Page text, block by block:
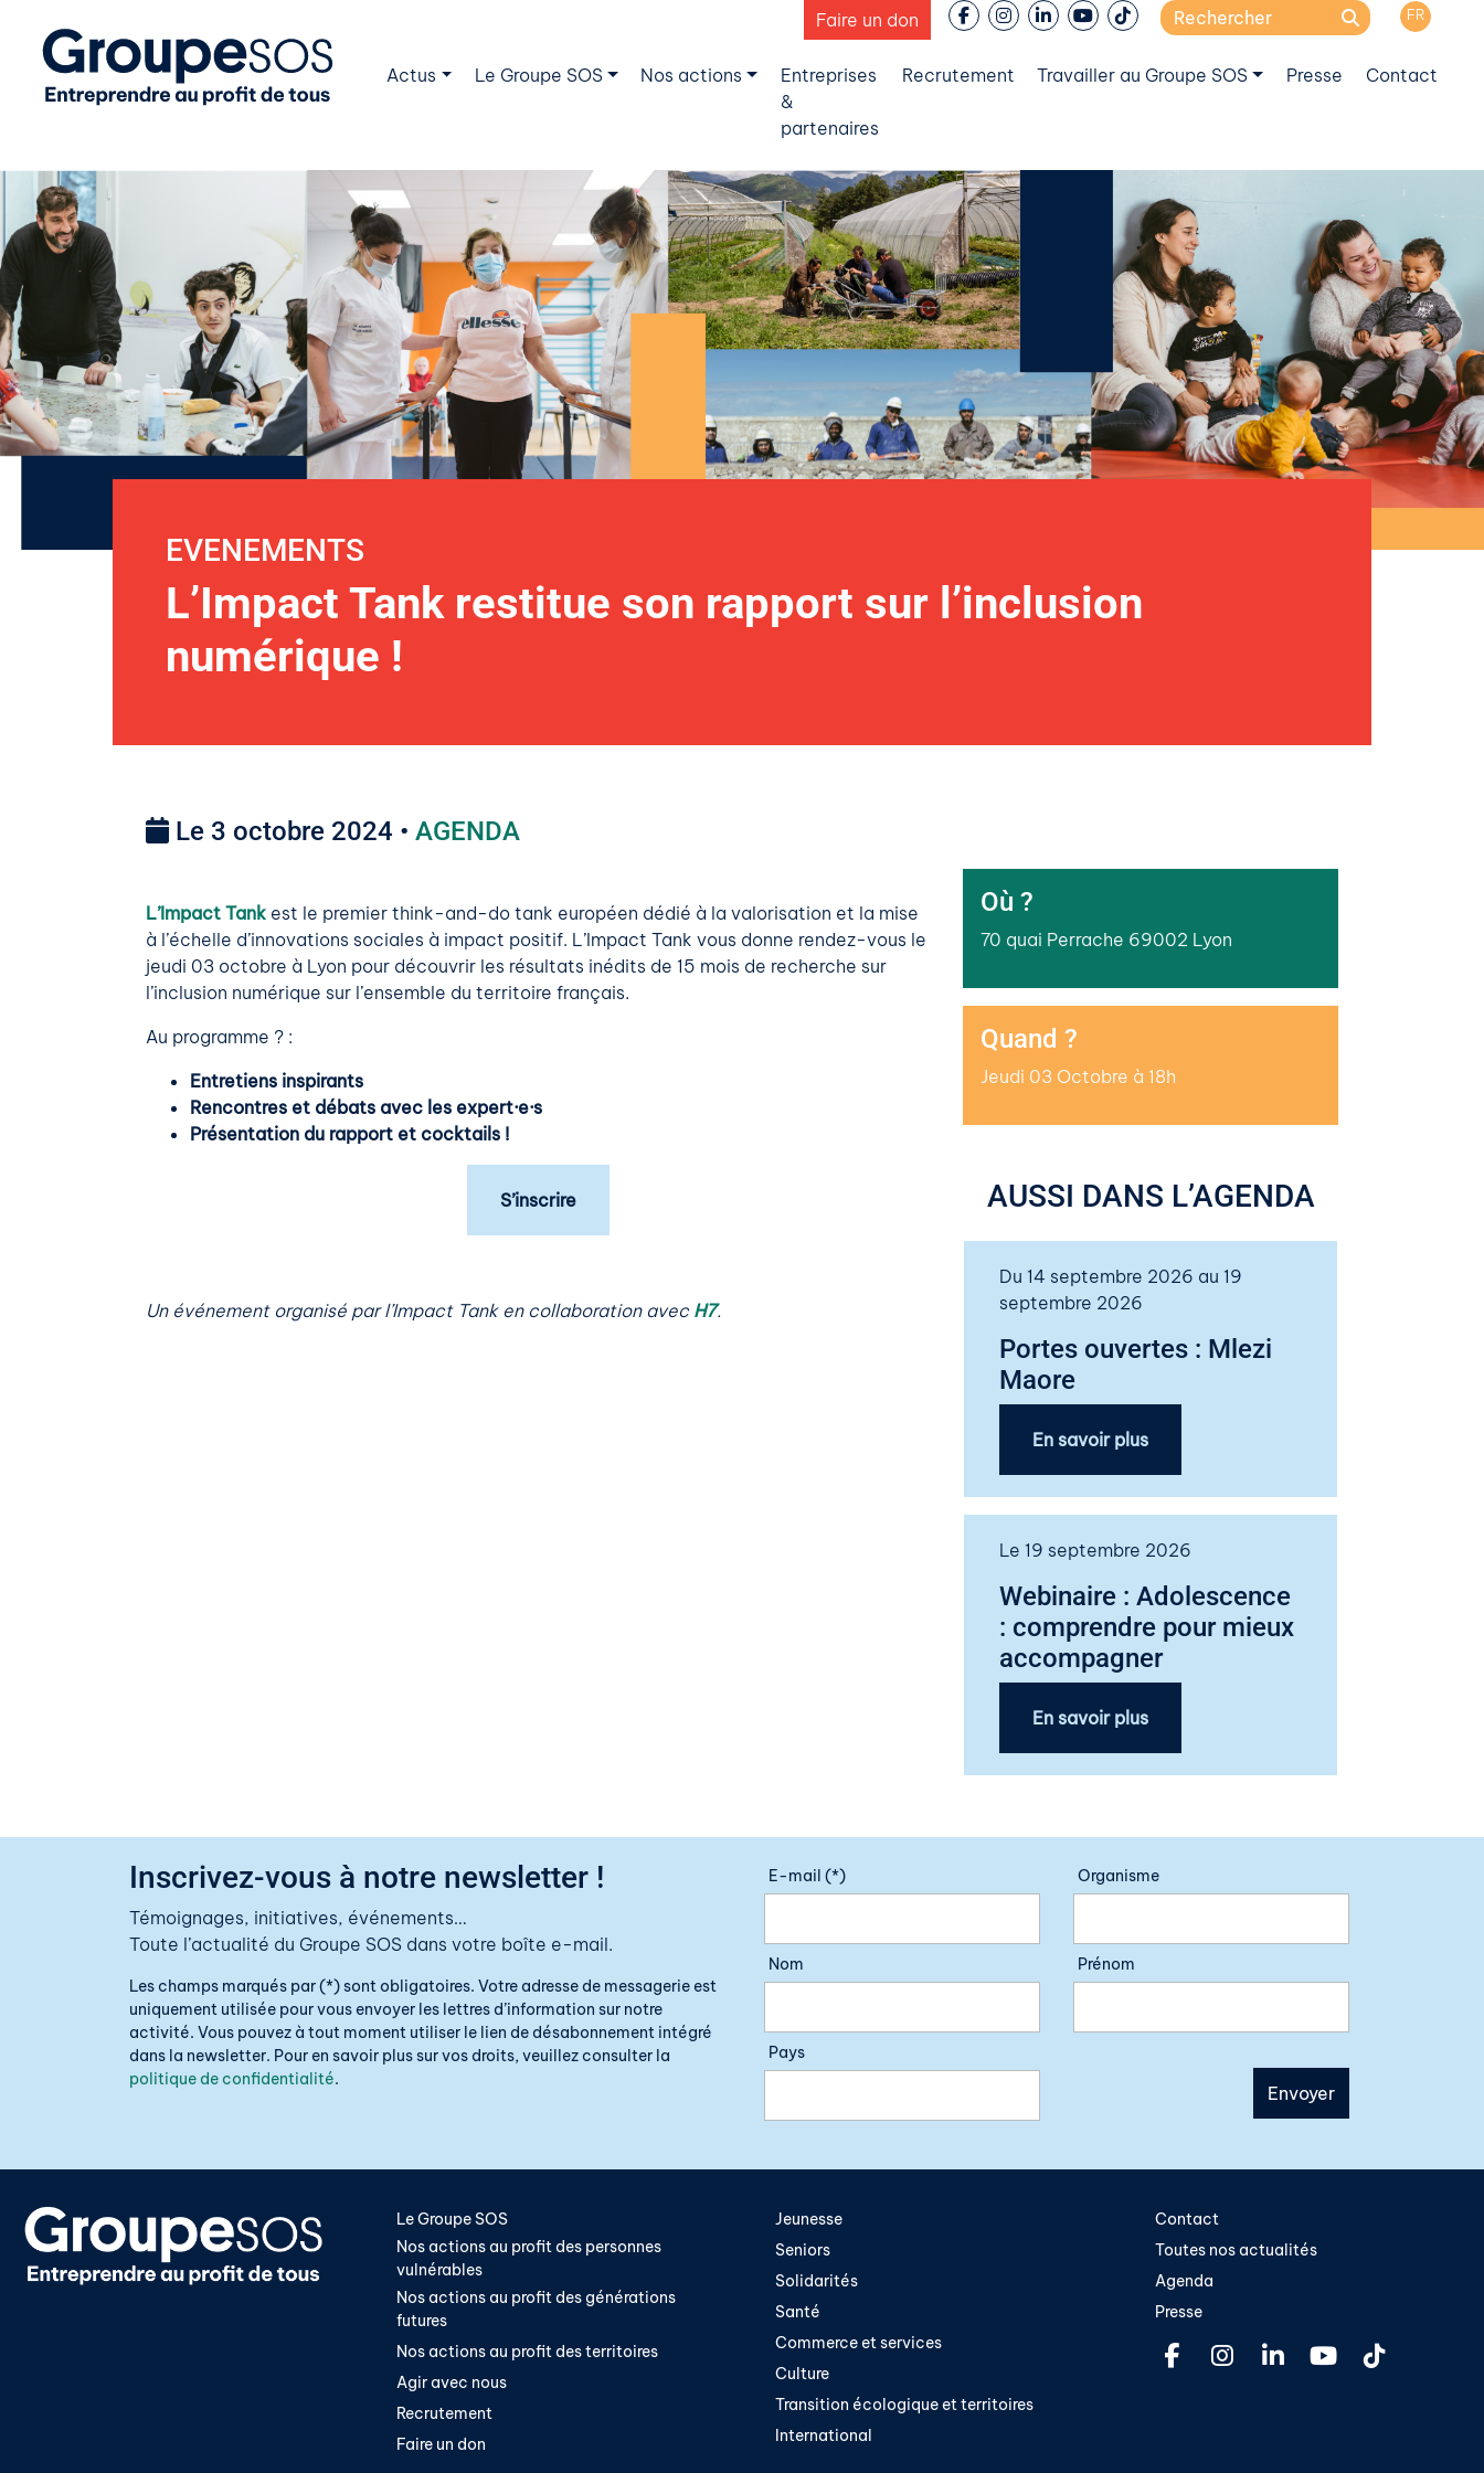
Faire un don
Search
FR
Actus Le Groupe SOS Nos actions
Entreprises
&
partenaires
Recrutement Travailler au Groupe SOS Presse Contact
EVENEMENTS
L’Impact Tank restitue son rapport sur l’inclusion
numérique !
Le 3 octobre 2024 • AGENDA
L’Impact Tank est le premier think-and-do tank européen dédié à la valorisation et la mise
à l’échelle d’innovations sociales à impact positif. L’Impact Tank vous donne rendez-vous le
jeudi 03 octobre à Lyon pour découvrir les résultats inédits de 15 mois de recherche sur
l’inclusion numérique sur l’ensemble du territoire français.
Au programme ? :
Entretiens inspirants
Rencontres et débats avec les expert·e·s
Présentation du rapport et cocktails !
S’inscrire
Un événement organisé par l’Impact Tank en collaboration avec H7.
Où ?
70 quai Perrache 69002 Lyon
Quand ?
Jeudi 03 Octobre à 18h
AUSSI DANS L’AGENDA
Du 14 septembre 2026 au 19
septembre 2026
Portes ouvertes : Mlezi
Maore
En savoir plus
Le 19 septembre 2026
Webinaire : Adolescence
: comprendre pour mieux
accompagner
En savoir plus
Inscrivez-vous à notre newsletter !
Témoignages, initiatives, événements…
Toute l’actualité du Groupe SOS dans votre boîte e-mail.
Les champs marqués par (*) sont obligatoires. Votre adresse de messagerie est
uniquement utilisée pour vous envoyer les lettres d’information sur notre
activité. Vous pouvez à tout moment utiliser le lien de désabonnement intégré
dans la newsletter. Pour en savoir plus sur vos droits, veuillez consulter la
politique de confidentialité.
E-mail (*) Organisme
Nom Prénom
Pays
Le Groupe SOS
Nos actions au profit des personnes
vulnérables
Nos actions au profit des générations
futures
Nos actions au profit des territoires
Agir avec nous
Recrutement
Faire un don
Jeunesse
Seniors
Solidarités
Santé
Commerce et services
Culture
Transition écologique et territoires​
International
Contact
Toutes nos actualités
Agenda
Presse